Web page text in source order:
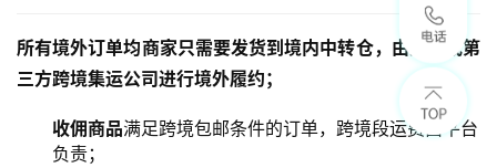
所有境外订单均商家只需要发货到境内中转仓，由菜鸟或第
三方跨境集运公司进行境外履约；
收佣商品满足跨境包邮条件的订单，跨境段运费由平台
负责；